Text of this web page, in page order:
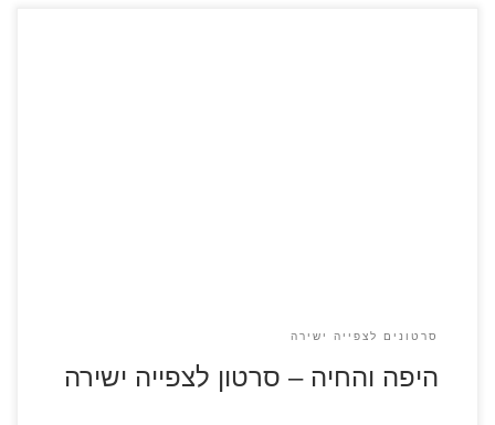
סרטונים לצפייה ישירה
היפה והחיה – סרטון לצפייה ישירה